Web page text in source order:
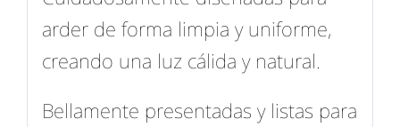
arder de forma limpia y uniforme,
creando una luz cálida y natural.
Bellamente presentadas y listas para